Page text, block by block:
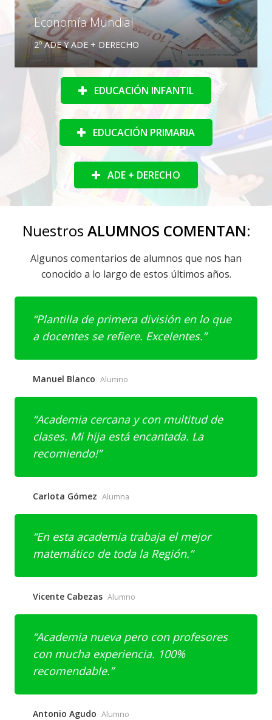
Economía Mundial
2º ADE Y ADE + DERECHO
EDUCACIÓN INFANTIL
EDUCACIÓN PRIMARIA
ADE + DERECHO
Nuestros ALUMNOS COMENTAN:
Algunos comentarios de alumnos que nos han
conocido a lo largo de estos últimos años.
Plantilla de primera división en lo que
a docentes se refiere. Excelentes.
Manuel Blanco Alumno
Academia cercana y con multitud de
clases. Mi hija está encantada. La
recomiendo!
Carlota Gómez Alumna
En esta academia trabaja el mejor
matemático de toda la Región.
Vicente Cabezas Alumno
Academia nueva pero con profesores
con mucha experiencia. 100%
recomendable.
Antonio Agudo Alumno